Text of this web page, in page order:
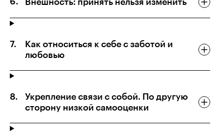
Внешность: принять нельзя изменить
Как относиться к себе с заботой и
любовью
Укрепление связи с собой. По другую
сторону низкой самооценки